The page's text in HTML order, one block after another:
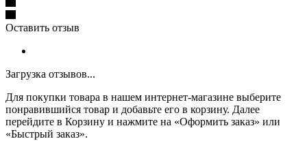
Оставить отзыв
Загрузка отзывов...
Для покупки товара в нашем интернет-магазине выберите
понравившийся товар и добавьте его в корзину. Далее
перейдите в Корзину и нажмите на «Оформить заказ» или
«Быстрый заказ».